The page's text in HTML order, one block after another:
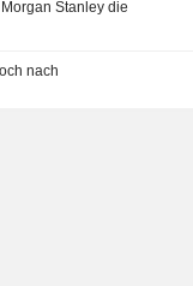
Stanley die
nach